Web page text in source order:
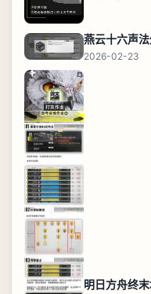
燕云十六声
2026-02-23